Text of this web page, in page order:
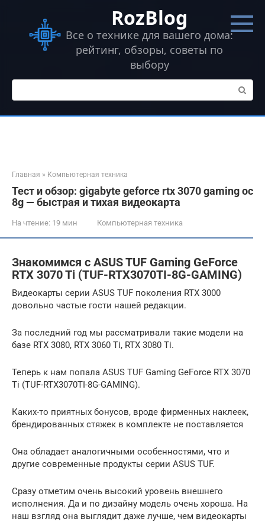
контенту
RozBlog
Все о технике для вашего дома:
рейтинг, обзоры, советы по
выбору
Поиск:
Главная » Компьютерная техника
Тест и обзор: gigabyte geforce rtx 3070 gaming oc
8g — быстрая и тихая видеокарта
На чтение: 19 мин Компьютерная техника
Знакомимся с ASUS TUF Gaming GeForce
RTX 3070 Ti (TUF-RTX3070TI-8G-GAMING)
Видеокарты серии ASUS TUF поколения RTX 3000
довольно частые гости нашей редакции.
За последний год мы рассматривали такие модели на
базе RTX 3080, RTX 3060 Ti, RTX 3080 Ti.
Теперь к нам попала ASUS TUF Gaming GeForce RTX 3070
Ti (TUF-RTX3070TI-8G-GAMING).
Каких-то приятных бонусов, вроде фирменных наклеек,
брендированных стяжек в комплекте не поставляется
Она обладает аналогичными особенностями, что и
другие современные продукты серии ASUS TUF.
Сразу отметим очень высокий уровень внешнего
исполнения. Да и по дизайну модель очень хороша. На
наш взгляд она выглядит даже лучше, чем видеокарты